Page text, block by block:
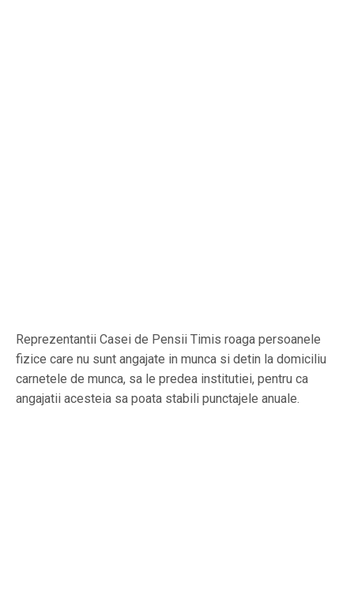
Reprezentantii Casei de Pensii Timis roaga persoanele
fizice care nu sunt angajate in munca si detin la domiciliu
carnetele de munca, sa le predea institutiei, pentru ca
angajatii acesteia sa poata stabili punctajele anuale.